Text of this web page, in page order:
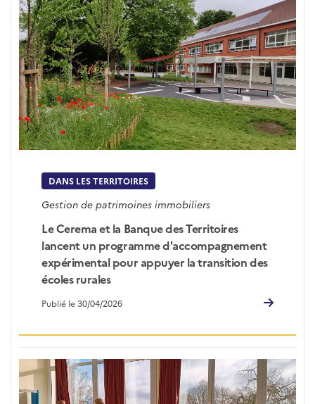
DANS LES TERRITOIRES
Gestion de patrimoines immobiliers
Le Cerema et la Banque des Territoires
lancent un programme d'accompagnement
expérimental pour appuyer la transition des
écoles rurales
Publié le 30/04/2026